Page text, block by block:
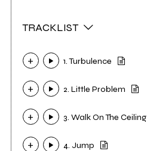
TRACKLIST
1. Turbulence
2. Little Problem
3. Walk On The Ceiling
4. Jump